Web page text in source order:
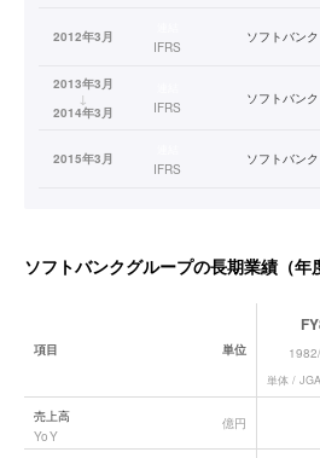
2012年3月
IFRS
ソフトバンク
2013年3月
↓
2014年3月
IFRS
ソフトバンク
2015年3月
IFRS
ソフトバンク
2024年3月
連結
ソフトバンクグ
2026年3月
ソフトバンクグル
ソフトバンクグループの長期業績（年
ソフトバンクグループ
項目 単位
単体 /
売上高
YoY
億円